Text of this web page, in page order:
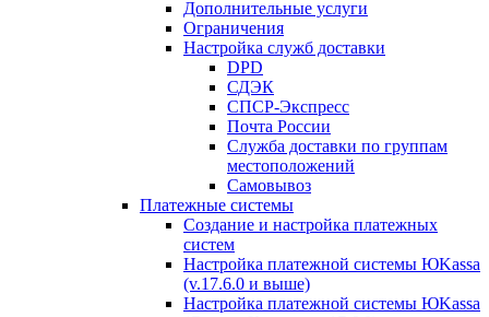
Дополнительные услуги
Ограничения
Настройка служб доставки
DPD
СДЭК
СПСР-Экспресс
Почта России
Служба доставки по группам
местоположений
Самовывоз
Платежные системы
Создание и настройка платежных
систем
Настройка платежной системы ЮKassa
(v.17.6.0 и выше)
Настройка платежной системы ЮKassa